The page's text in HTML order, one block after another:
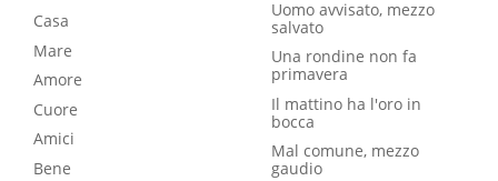
Casa
Mare
Amore
Cuore
Amici
Bene
Uomo avvisato, mezzo
salvato
Una rondine non fa
primavera
Il mattino ha l'oro in
bocca
Mal comune, mezzo
gaudio